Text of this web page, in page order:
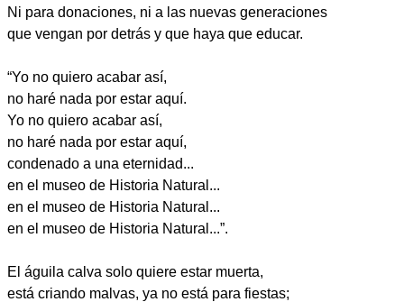
Ni para donaciones, ni a las nuevas generaciones
que vengan por detrás y que haya que educar.
“Yo no quiero acabar así,
no haré nada por estar aquí.
Yo no quiero acabar así,
no haré nada por estar aquí,
condenado a una eternidad...
en el museo de Historia Natural...
en el museo de Historia Natural...
en el museo de Historia Natural...”.
El águila calva solo quiere estar muerta,
está criando malvas, ya no está para fiestas;